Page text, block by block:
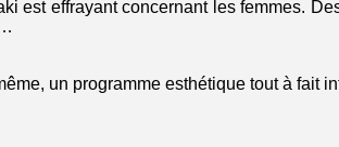
est effrayant concernant les femmes.
un programme esthétique tout à fait